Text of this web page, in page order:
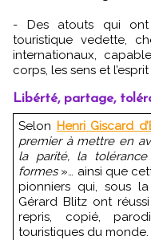
- Des atouts qui
touristique vedette,
internationaux,
corps, les sens et
Libérté, partage,
Selon Henri Giscard
premier à mettre en
la parité, la
formes»… ainsi que
pionniers qui, sous
Gérard Blitz ont
repris, copié,
touristiques du monde.